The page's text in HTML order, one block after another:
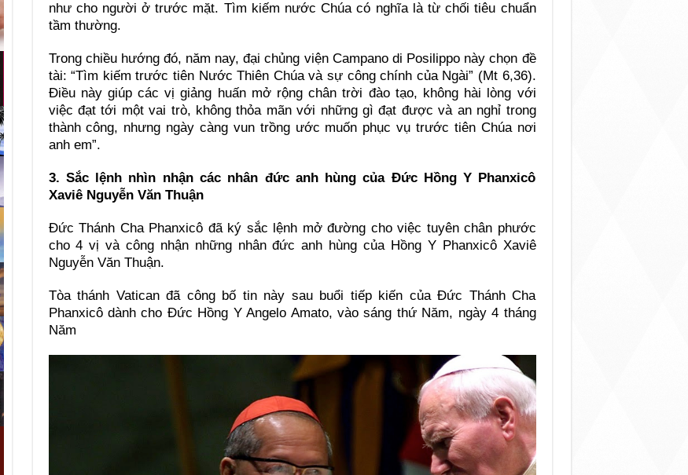
như cho người ở trước mặt. Tìm kiếm nước Chúa có nghĩa là từ chối tiêu chuẩn
tầm thường.
Trong chiều hướng đó, năm nay, đại chủng viện Campano di Posilippo này chọn đề
tài: “Tìm kiếm trước tiên Nước Thiên Chúa và sự công chính của Ngài” (Mt 6,36).
Điều này giúp các vị giảng huấn mở rộng chân trời đào tạo, không hài lòng với
việc đạt tới một vai trò, không thỏa mãn với những gì đạt được và an nghỉ trong
thành công, nhưng ngày càng vun trồng ước muốn phục vụ trước tiên Chúa nơi
anh em”.
3. Sắc lệnh nhìn nhận các nhân đức anh hùng của Đức Hồng Y Phanxicô
Xaviê Nguyễn Văn Thuận
Đức Thánh Cha Phanxicô đã ký sắc lệnh mở đường cho việc tuyên chân phước
cho 4 vị và công nhận những nhân đức anh hùng của Hồng Y Phanxicô Xaviê
Nguyễn Văn Thuận.
Tòa thánh Vatican đã công bố tin này sau buổi tiếp kiến của Đức Thánh Cha
Phanxicô dành cho Đức Hồng Y Angelo Amato, vào sáng thứ Năm, ngày 4 tháng
Năm